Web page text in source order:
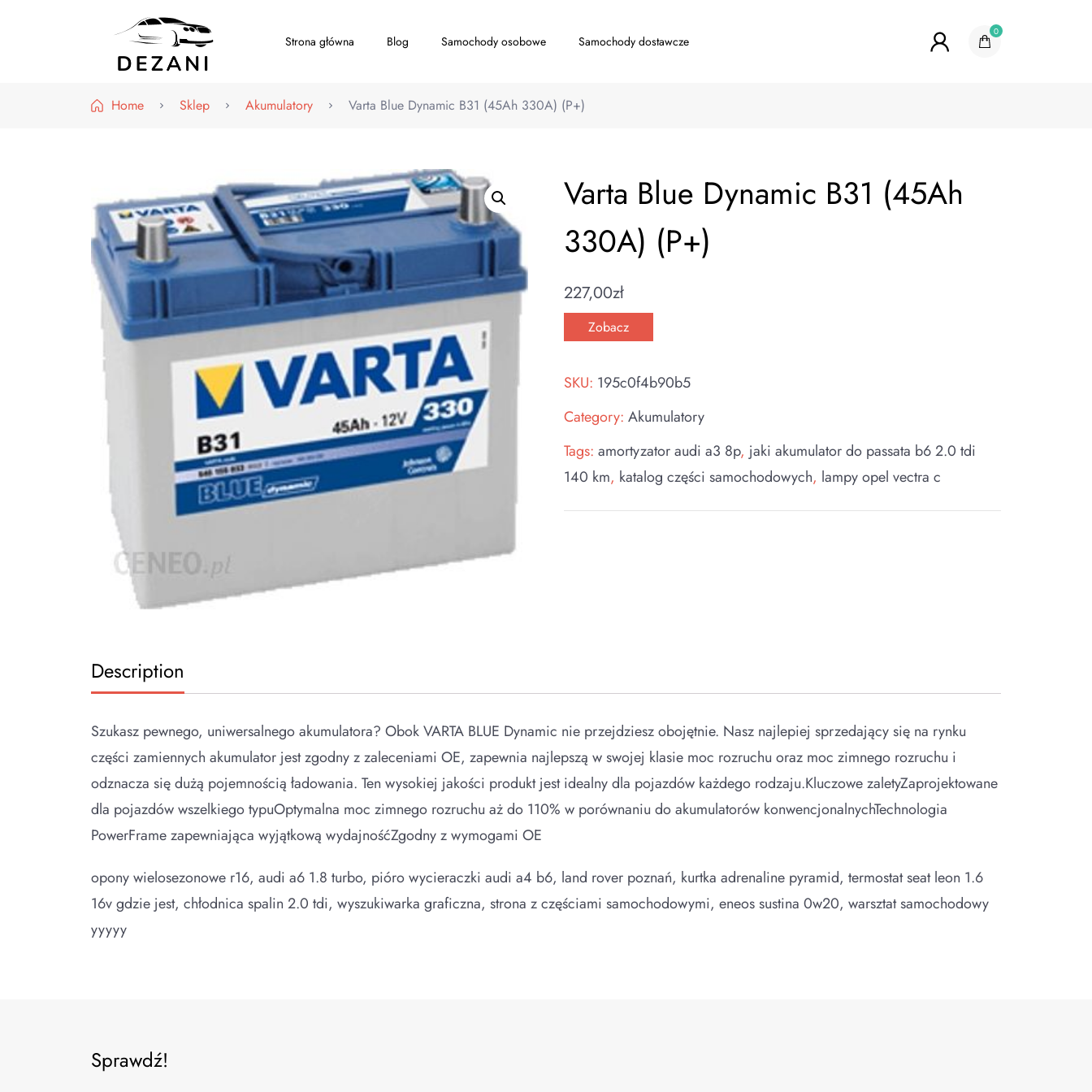
Strona główna Blog Samochody osobowe Samochody dostawcze
0
Home Sklep Akumulatory Varta Blue Dynamic B31 (45Ah 330A) (P+)
Varta Blue Dynamic B31 (45Ah
330A) (P+)
227,00zł
Zobacz
SKU: 195c0f4b90b5
Category:Akumulatory
Tags:amortyzator audi a3 8p, jaki akumulator do passata b6 2.0 tdi
140 km, katalog części samochodowych, lampy opel vectra c
Description
Szukasz pewnego, uniwersalnego akumulatora? Obok VARTA BLUE Dynamic nie przejdziesz obojętnie. Nasz najlepiej sprzedający się na rynku
części zamiennych akumulator jest zgodny z zaleceniami OE, zapewnia najlepszą w swojej klasie moc rozruchu oraz moc zimnego rozruchu i
odznacza się dużą pojemnością ładowania. Ten wysokiej jakości produkt jest idealny dla pojazdów każdego rodzaju.Kluczowe zaletyZaprojektowane
dla pojazdów wszelkiego typuOptymalna moc zimnego rozruchu aż do 110% w porównaniu do akumulatorów konwencjonalnychTechnologia
PowerFrame zapewniająca wyjątkową wydajnośćZgodny z wymogami OE
opony wielosezonowe r16, audi a6 1.8 turbo, pióro wycieraczki audi a4 b6, land rover poznań, kurtka adrenaline pyramid, termostat seat leon 1.6
16v gdzie jest, chłodnica spalin 2.0 tdi, wyszukiwarka graficzna, strona z częściami samochodowymi, eneos sustina 0w20, warsztat samochodowy
yyyyy
Sprawdź!